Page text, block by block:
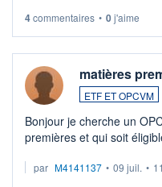
4commentaires • 0j'aime
matières
ETF ET OPCVM
Bonjour je cherche un
premières et qui soit
par M4141137 • 09 juil. •